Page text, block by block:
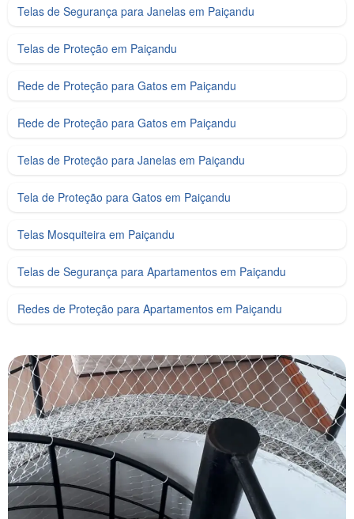
Telas de Segurança para Janelas em Paiçandu
Telas de Proteção em Paiçandu
Rede de Proteção para Gatos em Paiçandu
Rede de Proteção para Gatos em Paiçandu
Telas de Proteção para Janelas em Paiçandu
Tela de Proteção para Gatos em Paiçandu
Telas Mosquiteira em Paiçandu
Telas de Segurança para Apartamentos em Paiçandu
Redes de Proteção para Apartamentos em Paiçandu